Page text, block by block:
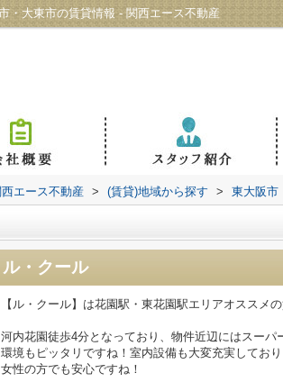
・大東市の賃貸情報 - 関西エース不動産
エース不動産 > (賃貸)地域から探す > 東大阪市
ル・クール
【ル・クール】は花園駅・東花園駅エリアオススメ
河内花園徒歩4分となっており、物件近辺にはスー
環境もピッタリですね！室内設備も大変充実してお
女性の方でも安心ですね！